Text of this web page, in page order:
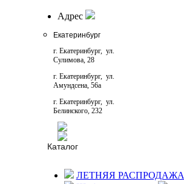
Адрес
Екатеринбург
г. Екатеринбург, ул.
Cулимова, 28
г. Екатеринбург, ул.
Амундсена, 56а
г. Екатеринбург, ул.
Белинского, 232
г. Екатеринбург, ул.
Вайнера, 51б
г. Екатеринбург, ул.
г. Екатеринбург, ул.
Каталог
ЛЕТНЯЯ РАСПРОДАЖА